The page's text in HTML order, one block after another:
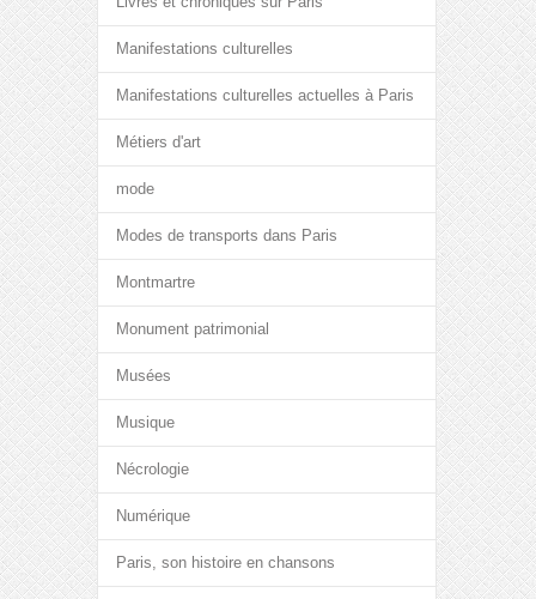
Manifestations culturelles
Manifestations culturelles actuelles à Paris
Métiers d'art
mode
Modes de transports dans Paris
Montmartre
Monument patrimonial
Musées
Musique
Nécrologie
Numérique
Paris, son histoire en chansons